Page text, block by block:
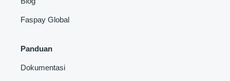
Faspay Global
Panduan
Dokumentasi